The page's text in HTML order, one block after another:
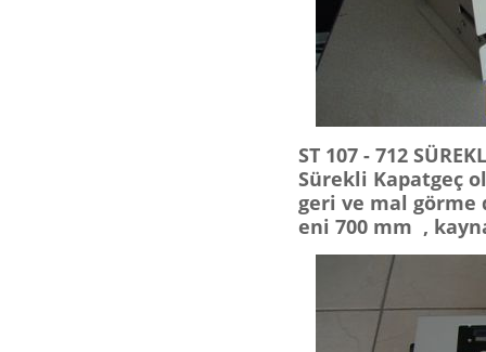
ST 107 - 712
Sürekli Kapatgeç
geri ve mal görme
eni 700 mm ,